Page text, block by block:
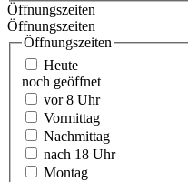
Öffnungszeiten
Öffnungszeiten
Öffnungszeiten
Heute
noch geöffnet
vor 8 Uhr
Vormittag
Nachmittag
nach 18 Uhr
Montag